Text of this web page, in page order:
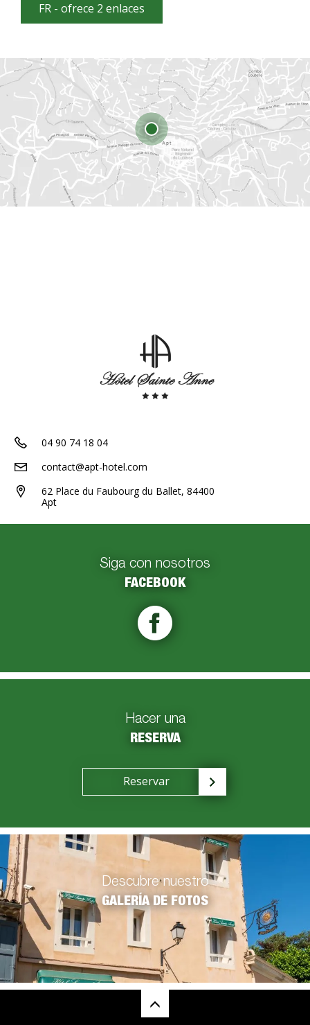
FR - ofrece 2 enlaces
04 90 74 18 04
contact@apt-hotel.com
62 Place du Faubourg du Ballet, 84400
Apt
Siga con nosotros
FACEBOOK
Hacer una
RESERVA
Reservar
Descubre nuestro
GALERÍA DE FOTOS